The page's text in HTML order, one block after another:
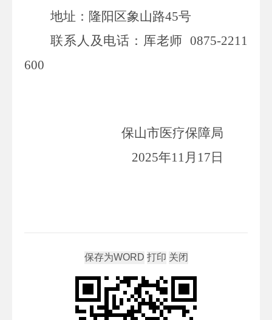
地址：隆阳区象山路45号
联系人及电话：厍老师 0875-2211
600
保山市医疗保障局
2025年11月 17 日